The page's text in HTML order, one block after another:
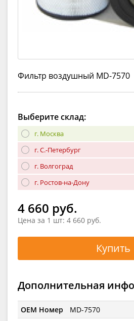
Фильтр воздушный MD-7570
Выберите склад:
г. Москва
г. С.-Петербург
г. Волгоград
г. Ростов-на-Дону
4 660 руб.
Цена за 1 шт: 4 660 руб.
Купить
Дополнительная
OEM Номер
MD-7570